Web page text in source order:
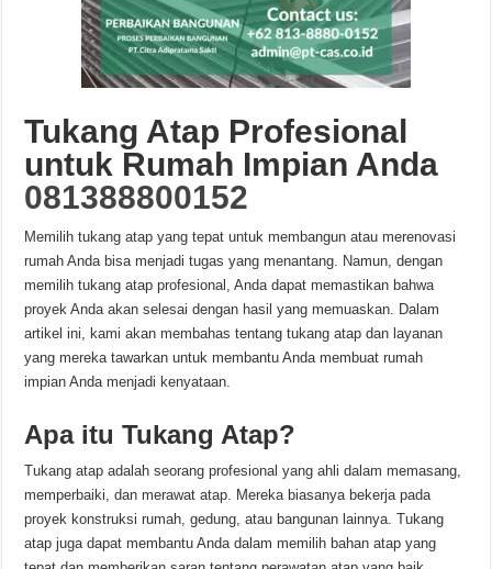
Tukang Atap Profesional
untuk Rumah Impian Anda
081388800152
Memilih tukang atap yang tepat untuk membangun atau merenovasi
rumah Anda bisa menjadi tugas yang menantang. Namun, dengan
memilih tukang atap profesional, Anda dapat memastikan bahwa
proyek Anda akan selesai dengan hasil yang memuaskan. Dalam
artikel ini, kami akan membahas tentang tukang atap dan layanan
yang mereka tawarkan untuk membantu Anda membuat rumah
impian Anda menjadi kenyataan.
Apa itu Tukang Atap?
Tukang atap adalah seorang profesional yang ahli dalam memasang,
memperbaiki, dan merawat atap. Mereka biasanya bekerja pada
proyek konstruksi rumah, gedung, atau bangunan lainnya. Tukang
atap juga dapat membantu Anda dalam memilih bahan atap yang